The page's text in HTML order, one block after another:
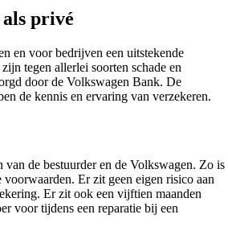
privé
en voor bedrijven een uitstekende
tegen allerlei soorten schade en
door de Volkswagen Bank. De
de kennis en ervaring van verzekeren.
de bestuurder en de Volkswagen. Zo is
Er zit geen eigen risico aan
Er zit ook een vijftien maanden
voor tijdens een reparatie bij een